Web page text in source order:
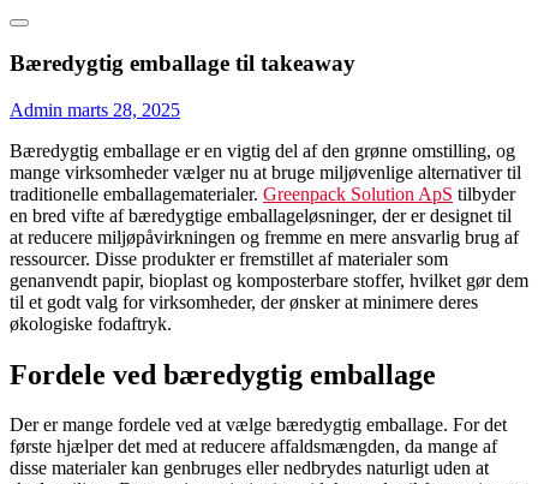
Bæredygtig emballage til takeaway
Admin marts 28, 2025
Bæredygtig emballage er en vigtig del af den grønne omstilling, og
mange virksomheder vælger nu at bruge miljøvenlige alternativer til
traditionelle emballagematerialer. Greenpack Solution ApS tilbyder
en bred vifte af bæredygtige emballageløsninger, der er designet til
at reducere miljøpåvirkningen og fremme en mere ansvarlig brug af
ressourcer. Disse produkter er fremstillet af materialer som
genanvendt papir, bioplast og komposterbare stoffer, hvilket gør dem
til et godt valg for virksomheder, der ønsker at minimere deres
økologiske fodaftryk.
Fordele ved bæredygtig emballage
Der er mange fordele ved at vælge bæredygtig emballage. For det
første hjælper det med at reducere affaldsmængden, da mange af
disse materialer kan genbruges eller nedbrydes naturligt uden at